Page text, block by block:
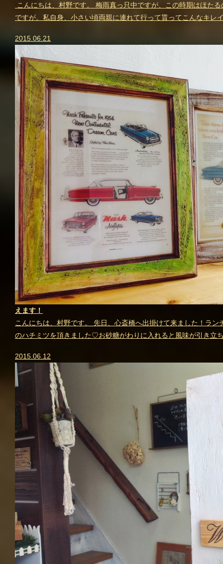
こんにちは、村野です。 梅雨真っ只中ですが、この時期はほた
ですが。私自身、小さい頃両親に連れて行って貰ってこんなキレ
2015.06.21
えます！
こんにちは、村野です。 先日、心斎橋へ出掛けて来ました！ラ
のハチミツを頂きました♡お砂糖がわりに入れると風味が引き立
2015.06.12